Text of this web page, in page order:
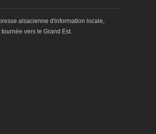
alsacienne d'information locale,
vers le Grand Est.